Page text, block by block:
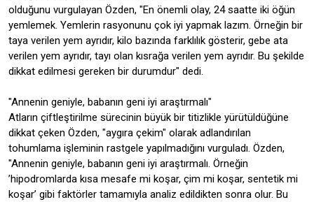
olduğunu vurgulayan Özden, "En önemli olay, 24 saatte iki öğün
yemlemek. Yemlerin rasyonunu çok iyi yapmak lazım. Örneğin bir
taya verilen yem ayrıdır, kilo bazında farklılık gösterir, gebe ata
verilen yem ayrıdır, tayı olan kısrağa verilen yem ayrıdır. Bu şekilde
dikkat edilmesi gereken bir durumdur" dedi.
"Annenin geniyle, babanın geni iyi araştırmalı"
Atların çiftleştirilme sürecinin büyük bir titizlikle yürütüldüğüne
dikkat çeken Özden, "aygıra çekim" olarak adlandırılan
tohumlama işleminin rastgele yapılmadığını vurguladı. Özden,
"Annenin geniyle, babanın geni iyi araştırmalı. Örneğin
’hipodromlarda kısa mesafe mi koşar, çim mi koşar, sentetik mi
koşar’ gibi faktörler tamamıyla analiz edildikten sonra olur. Bu